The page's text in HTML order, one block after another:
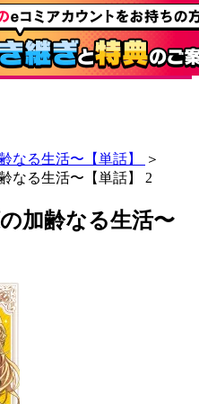
なる生活〜【単話】
＞
なる生活〜【単話】 2
加齢なる生活〜